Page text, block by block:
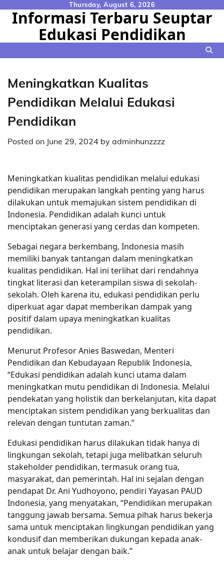
Thursday, August 6, 2026
Informasi Terbaru Seuptar
Edukasi Pendidikan
Meningkatkan Kualitas
Pendidikan Melalui Edukasi
Pendidikan
Posted on June 29, 2024 by adminhunzzzz
Meningkatkan kualitas pendidikan melalui edukasi
pendidikan merupakan langkah penting yang harus
dilakukan untuk memajukan sistem pendidikan di
Indonesia. Pendidikan adalah kunci untuk
menciptakan generasi yang cerdas dan kompeten.
Sebagai negara berkembang, Indonesia masih
memiliki banyak tantangan dalam meningkatkan
kualitas pendidikan. Hal ini terlihat dari rendahnya
tingkat literasi dan keterampilan siswa di sekolah-
sekolah. Oleh karena itu, edukasi pendidikan perlu
diperkuat agar dapat memberikan dampak yang
positif dalam upaya meningkatkan kualitas
pendidikan.
Menurut Profesor Anies Baswedan, Menteri
Pendidikan dan Kebudayaan Republik Indonesia,
“Edukasi pendidikan adalah kunci utama dalam
meningkatkan mutu pendidikan di Indonesia. Melalui
pendekatan yang holistik dan berkelanjutan, kita dapat
menciptakan sistem pendidikan yang berkualitas dan
relevan dengan tuntutan zaman.”
Edukasi pendidikan harus dilakukan tidak hanya di
lingkungan sekolah, tetapi juga melibatkan seluruh
stakeholder pendidikan, termasuk orang tua,
masyarakat, dan pemerintah. Hal ini sejalan dengan
pendapat Dr. Ani Yudhoyono, pendiri Yayasan PAUD
Indonesia, yang menyatakan, “Pendidikan merupakan
tanggung jawab bersama. Semua pihak harus bekerja
sama untuk menciptakan lingkungan pendidikan yang
kondusif dan memberikan dukungan kepada anak-
anak untuk belajar dengan baik.”